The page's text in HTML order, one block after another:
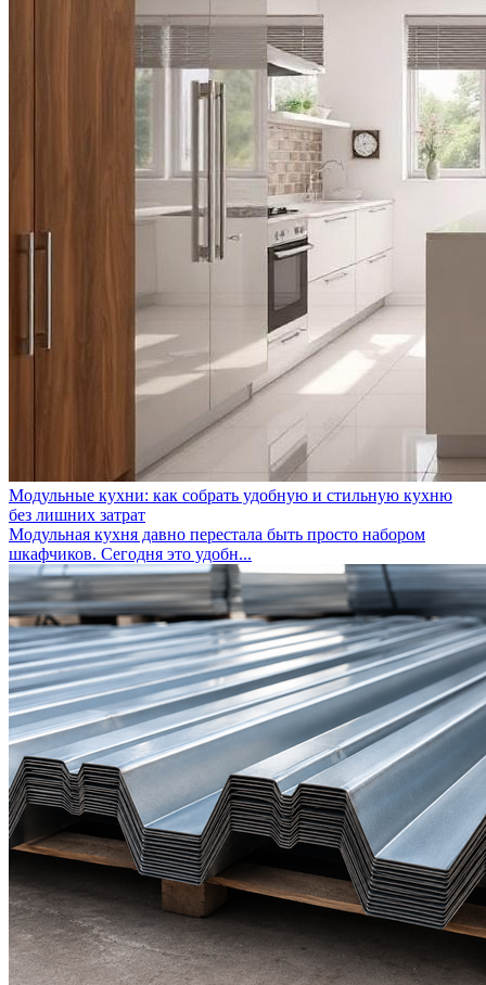
Модульные кухни: как собрать удобную и стильную кухню
без лишних затрат
Модульная кухня давно перестала быть просто набором
шкафчиков. Сегодня это удобн...